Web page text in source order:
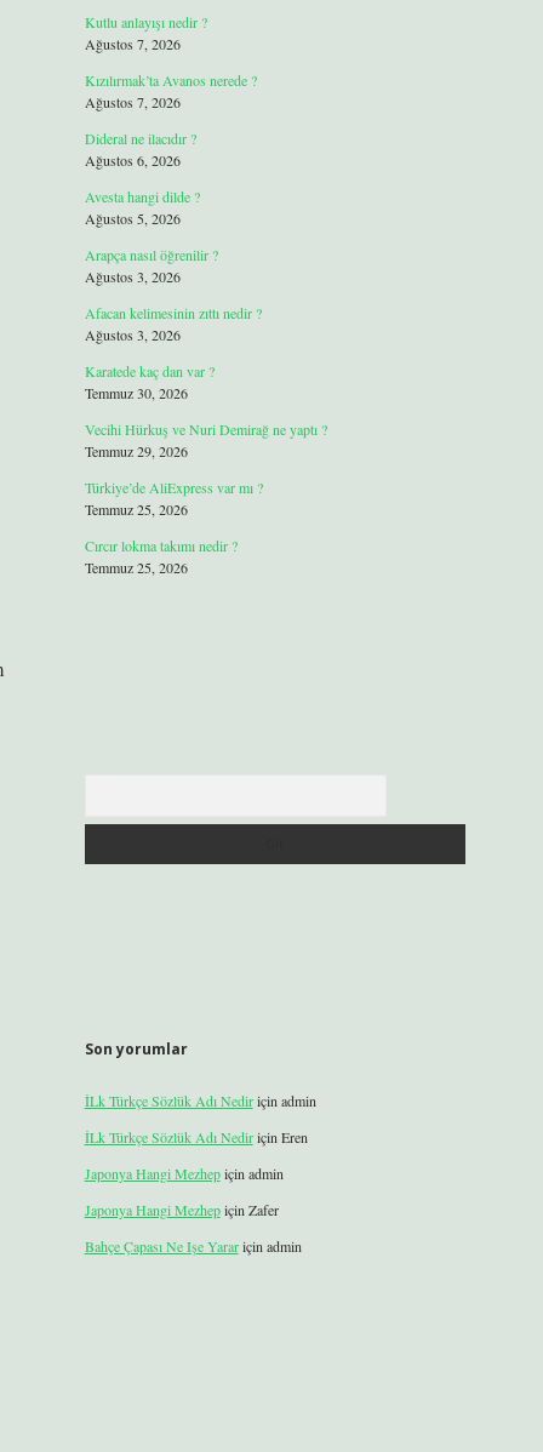
Kutlu anlayışı nedir ?
Ağustos 7, 2026
Kızılırmak’ta Avanos nerede ?
Ağustos 7, 2026
Dideral ne ilacıdır ?
Ağustos 6, 2026
Avesta hangi dilde ?
Ağustos 5, 2026
Arapça nasıl öğrenilir ?
Ağustos 3, 2026
Afacan kelimesinin zıttı nedir ?
Ağustos 3, 2026
Karatede kaç dan var ?
Temmuz 30, 2026
Vecihi Hürkuş ve Nuri Demirağ ne yaptı ?
Temmuz 29, 2026
Türkiye’de AliExpress var mı ?
Temmuz 25, 2026
Cırcır lokma takımı nedir ?
Temmuz 25, 2026
Son yorumlar
İLk Türkçe Sözlük Adı Nediriçin admin
İLk Türkçe Sözlük Adı Nediriçin Eren
Japonya Hangi Mezhepiçin admin
Japonya Hangi Mezhepiçin Zafer
Bahçe Çapası Ne Işe Yarariçin admin